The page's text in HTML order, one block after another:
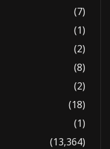
(7)
(1)
(2)
(8)
(2)
(18)
(1)
(13,364)